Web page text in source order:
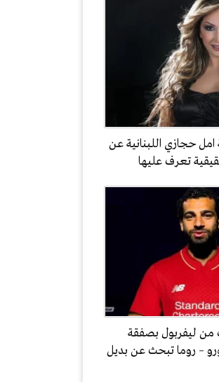
امل حجازي اللبنانية عن
تعرف عليها
ليفربول بصفقة
يورو – روما تبحث عن بديل